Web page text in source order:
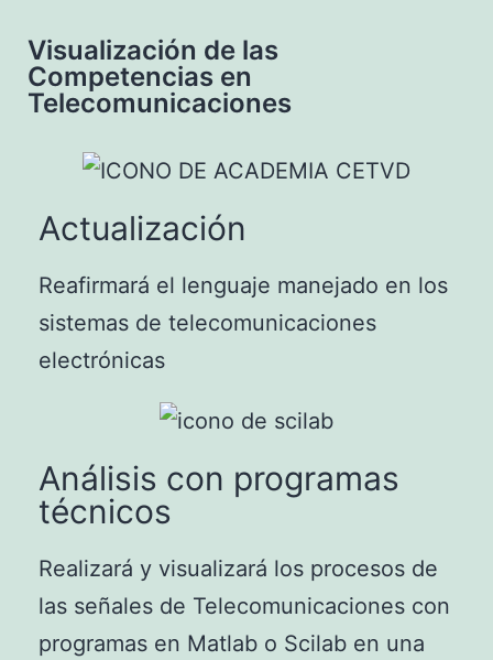
Visualización de las
Competencias en
Telecomunicaciones
Actualización
Reafirmará el lenguaje manejado en los
sistemas de telecomunicaciones
electrónicas
Análisis con programas
técnicos
Realizará y visualizará los procesos de
las señales de Telecomunicaciones con
programas en Matlab o Scilab en una